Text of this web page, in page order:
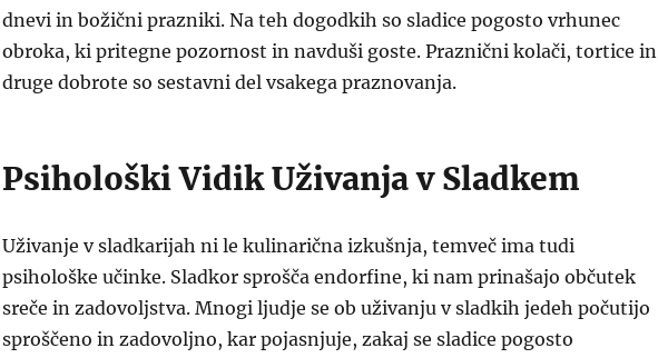
dnevi in božični prazniki. Na teh dogodkih so sladice pogosto vrhunec
obroka, ki pritegne pozornost in navduši goste. Praznični kolači, tortice in
druge dobrote so sestavni del vsakega praznovanja.
Psihološki Vidik Uživanja v Sladkem
Uživanje v sladkarijah ni le kulinarična izkušnja, temveč ima tudi
psihološke učinke. Sladkor sprošča endorfine, ki nam prinašajo občutek
sreče in zadovoljstva. Mnogi ljudje se ob uživanju v sladkih jedeh počutijo
sproščeno in zadovoljno, kar pojasnjuje, zakaj se sladice pogosto